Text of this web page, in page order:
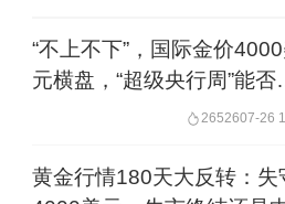
“不上不下”，国际金价
元横盘，“超级央行周”能否
2652607-26
黄金行情180天大反转：失